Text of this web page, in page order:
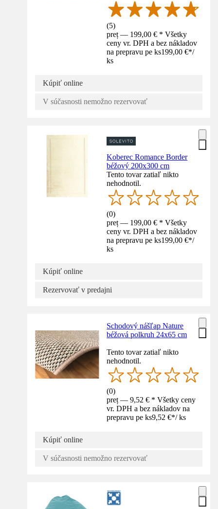
(5)
preț — 199,00 € * Všetky
ceny vr. DPH a bez nákladov
na prepravu pe ks199,00 €*/
ks
Kúpiť online
V súčasnosti nemožno rezervovať
Koberec Romance Border
béžový 200x300 cm
Tento tovar zatiaľ nikto
nehodnotil.
(0)
preț — 199,00 € * Všetky
ceny vr. DPH a bez nákladov
na prepravu pe ks199,00 €*/
ks
Kúpiť online
Rezervovať v predajni
Schodový nášľap Nature
béžová polkruh 24x65 cm
Tento tovar zatiaľ nikto
nehodnotil.
(0)
preț — 9,52 € * Všetky ceny
vr. DPH a bez nákladov na
prepravu pe ks9,52 €*/ ks
Kúpiť online
V súčasnosti nemožno rezervovať